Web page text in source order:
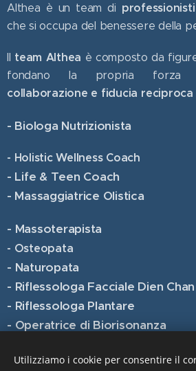
Althea è un team di
che si occupa del benessere della
Il team Althea è composto da
fondano la propria
collaborazione e fiducia reciproca
- Biologa Nutrizionista
- Holistic Wellness Coach
- Life & Teen Coach
- Massaggiatrice Olistica
- Massoterapista
- Osteopata
- Naturopata
- Riflessologa Facciale Dien Chan
- Riflessologa Plantare
- Operatrice di Biorisonanza
Utilizziamo i cookie per consentire il